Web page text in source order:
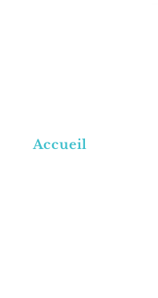
Accueil